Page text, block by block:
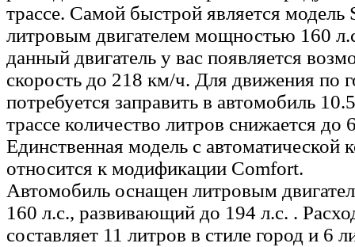
трассе. Самой быстрой является модель
литровым двигателем мощностью 160
данный двигатель у вас появляется
скорость до 218 км/ч. Для движения по
потребуется заправить в автомобиль
трассе количество литров снижается до
Единственная модель с автоматической
относится к модификации Comfort.
Автомобиль оснащен литровым
160 л.с., развивающий до 194 л.с. .
составляет 11 литров в стиле город и 6